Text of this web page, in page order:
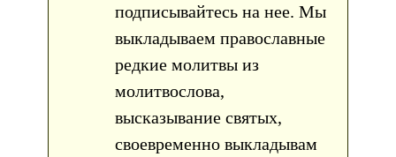
подписывайтесь на нее. Мы
выкладываем православные
редкие молитвы из
молитвослова,
высказывание святых,
своевременно выкладывам